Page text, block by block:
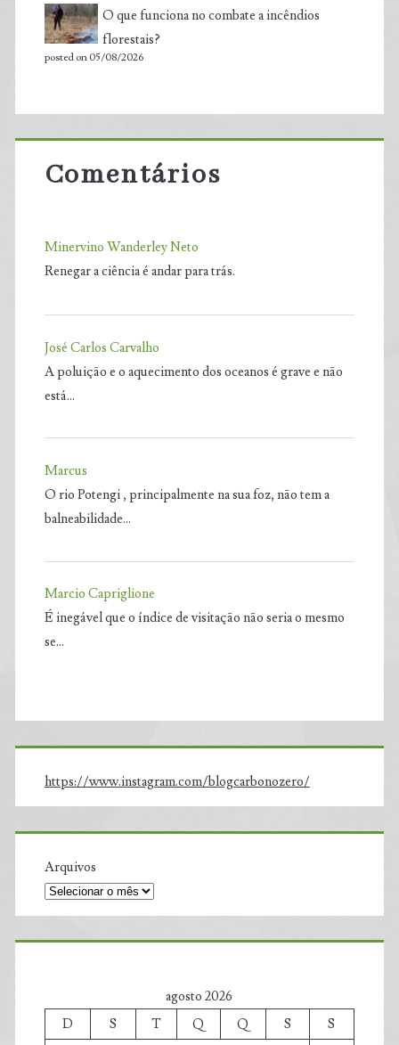
O que funciona no combate a incêndios
florestais?
posted on 05/08/2026
Comentários
Minervino Wanderley Neto
Renegar a ciência é andar para trás.
José Carlos Carvalho
A poluição e o aquecimento dos oceanos é grave e não
está…
Marcus
O rio Potengi , principalmente na sua foz, não tem a
balneabilidade…
Marcio Capriglione
É inegável que o índice de visitação não seria o mesmo
se…
https://www.instagram.com/blogcarbonozero/
Arquivos
agosto 2026
D
S T Q Q S
S